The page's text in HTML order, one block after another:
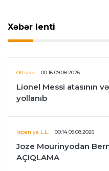
Xəbər lenti
Offside 00:16 09.08.2026
Lionel Messi atasının
yollanıb
İspaniya L.L. 00:14 09.08.2026
Joze Mourinyodan
AÇIQLAMA